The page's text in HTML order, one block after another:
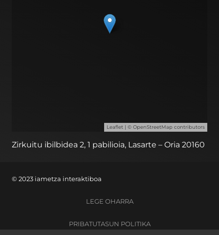
Leaflet | © OpenStreetMap contributors
Zirkuitu ibilbidea 2, 1 pabilioia, Lasarte – Oria 20160
© 2023 iametza interaktiboa
LEGE OHARRA
PRIBATUTASUN POLITIKA